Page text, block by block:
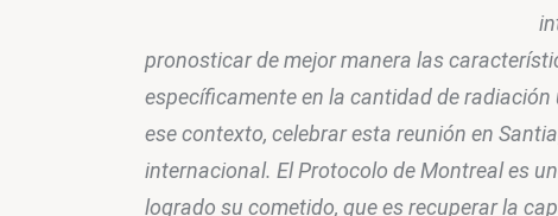
pronosticar de mejor manera las
específicamente en la cantidad de
ese contexto, celebrar esta reunión en
internacional. El Protocolo de Montreal es
logrado su cometido, que es recuperar la